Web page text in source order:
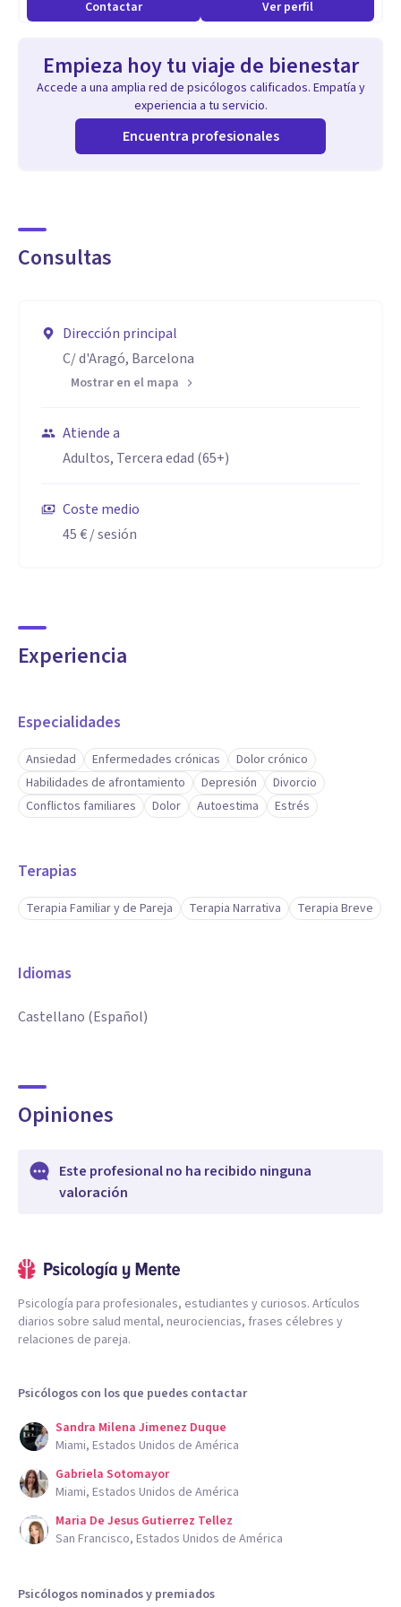
Contactar Ver perfil
Empieza hoy tu viaje de bienestar
Accede a una amplia red de psicólogos calificados. Empatía y
experiencia a tu servicio.
Encuentra profesionales
Consultas
Dirección principal
C/ d'Aragó, Barcelona
Mostrar en el mapa
Atiende a
Adultos, Tercera edad (65+)
Coste medio
45 €/ sesión
Experiencia
Especialidades
Ansiedad Enfermedades crónicas
Dolor crónico
Habilidades de afrontamiento
Depresión
Divorcio
Conflictos familiares
Dolor Autoestima Estrés
Terapias
Terapia Familiar y de Pareja Terapia Narrativa Terapia Breve
Idiomas
Castellano (Español)
Opiniones
Este profesional no ha recibido ninguna
valoración
Psicología para profesionales, estudiantes y curiosos. Artículos
diarios sobre salud mental, neurociencias, frases célebres y
relaciones de pareja.
Psicólogos con los que puedes contactar
Sandra Milena Jimenez Duque
Miami, Estados Unidos de América
Gabriela Sotomayor
Miami, Estados Unidos de América
Maria De Jesus Gutierrez Tellez
San Francisco, Estados Unidos de América
Psicólogos nominados y premiados